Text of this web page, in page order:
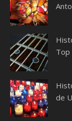
Top
de